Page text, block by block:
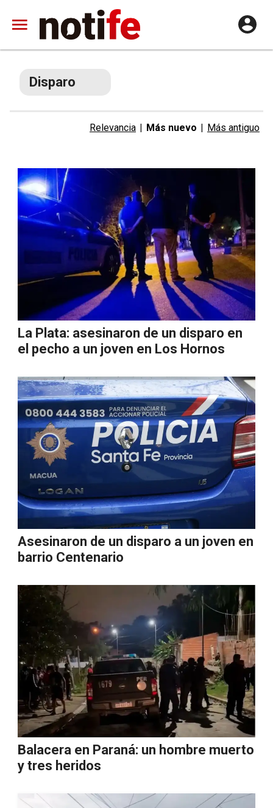
Disparo
Relevancia | Más nuevo | Más antiguo
La Plata: asesinaron de un disparo en
el pecho a un joven en Los Hornos
Asesinaron de un disparo a un joven en
barrio Centenario
Balacera en Paraná: un hombre muerto
y tres heridos